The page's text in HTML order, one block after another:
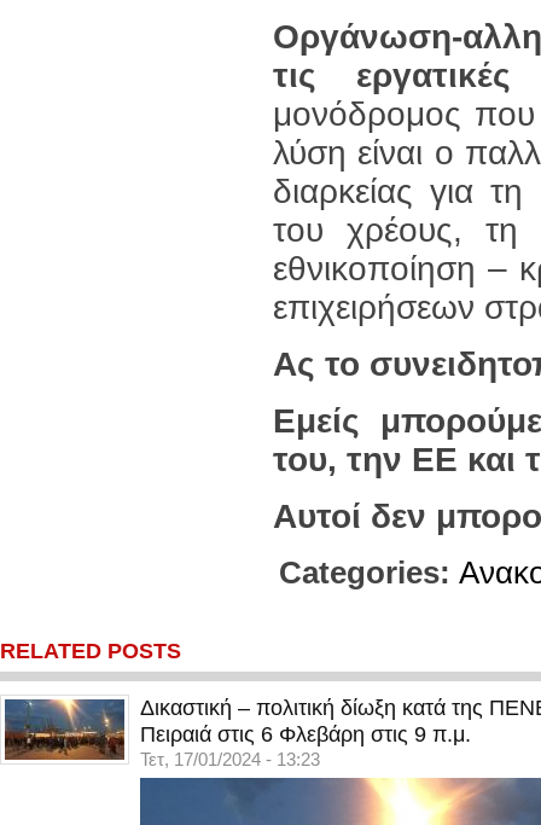
Οργάνωση-
τις
μονόδρομος
λύση είναι ο
διαρκείας για
του χρέους,
εθνικοποίηση –
επιχειρήσεων
Ας το
Εμείς
του, την ΕΕ και
Αυτοί δεν
Categories:
RELATED POSTS
Δικαστική – πολιτική δίωξη κατά της
Πειραιά στις 6 Φλεβάρη στις 9 π.μ.
Τετ, 17/01/2024 - 13:23